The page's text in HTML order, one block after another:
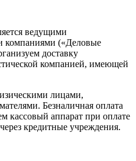
ведущими
компаниями («Деловые
доставку
компанией, имеющей
лицами,
Безналичная оплата
кассовый аппарат при оплате
кредитные учреждения.